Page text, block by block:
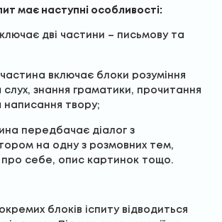
має наступні особливості:
дві частини – письмову та
включає блоки розуміння
слух, знання граматики, прочитання
написання твору;
передбачає діалог з
на одну з розмовних тем,
про себе, опис картинок тощо.
блоків іспиту відводиться